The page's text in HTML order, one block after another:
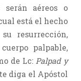
serán aéreos o
está el hecho
resurrección,
palpable,
de Lc: Palpad y
diga el Apóstol